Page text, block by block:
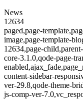
News
12634
paged,page-
image,page-template-
12634,page-
core-3.1.0,qode-page-
content-sidebar-
ver-29.8,qode-theme-
js-comp-ver-